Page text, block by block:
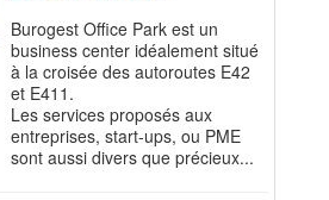
Burogest Office Park est un
business center idéalement situé
à la croisée des autoroutes E42
et E411.
Les services proposés aux
entreprises, start-ups, ou PME
sont aussi divers que précieux...